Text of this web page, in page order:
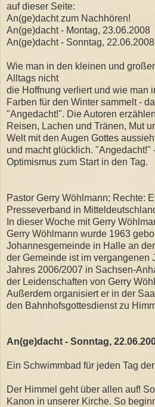
auf dieser Seite:
An(ge)dacht zum Nachhören!
An(ge)dacht - Montag, 23.06.2008
An(ge)dacht - Sonntag, 22.06.2008
Wie man in den kleinen und
Alltags nicht
die Hoffnung verliert und wie man
Farben für den Winter sammelt -
"Angedacht!". Die Autoren
Reisen, Lachen und Tränen, Mut
Welt mit den Augen Gottes
und macht glücklich. "Angedacht!"
Optimismus zum Start in den Tag.
Pastor Gerry Wöhlmann; Rechte:
Presseverband in
In dieser Woche mit Gerry
Gerry Wöhlmann wurde 1963
Johannesgemeinde in Halle an
der Gemeinde ist im vergangenen
Jahres 2006/2007 in Sachsen-
der Leidenschaften von Gerry
Außerdem organisiert er in der
den Bahnhofsgottesdienst zu
An(ge)dacht - Sonntag,
Ein Schwimmbad für jeden Tag
Der Himmel geht über allen auf!
Kanon in unserer Kirche. So